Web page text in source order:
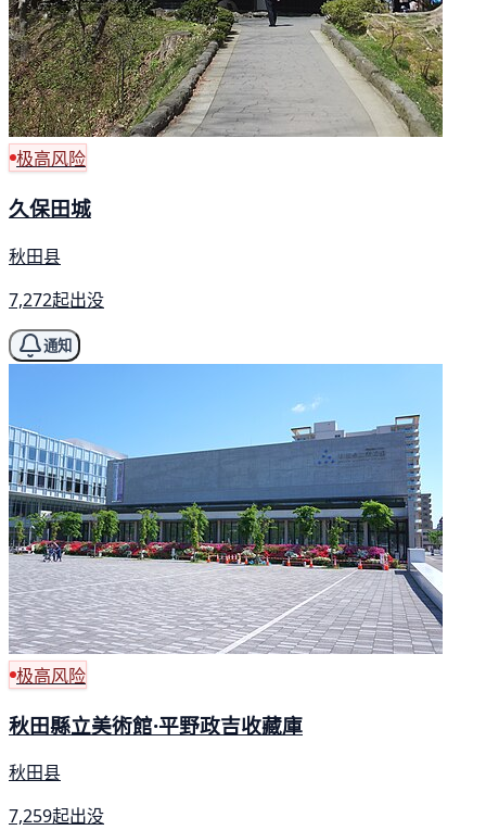
极高风险
久保田城
秋田县
7,272起出没
通知
极高风险
秋田縣立美術館·平野政吉收藏庫
秋田县
7,259起出没